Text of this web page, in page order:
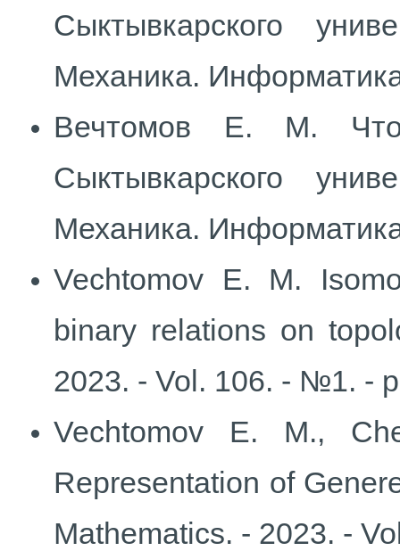
Сыктывкарского
Механика.
Вечтомов Е. М. Что
Сыктывкарского
Механика.
Vechtomov E. M.
binary relations on
2023. - Vol. 106. - №1. -
Vechtomov E. M.,
Representation of
Mathematics. - 2023. -